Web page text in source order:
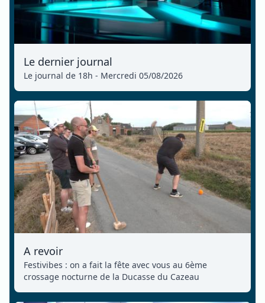
Le dernier journal
Le journal de 18h - Mercredi 05/08/2026
A revoir
Festivibes : on a fait la fête avec vous au 6ème
crossage nocturne de la Ducasse du Cazeau